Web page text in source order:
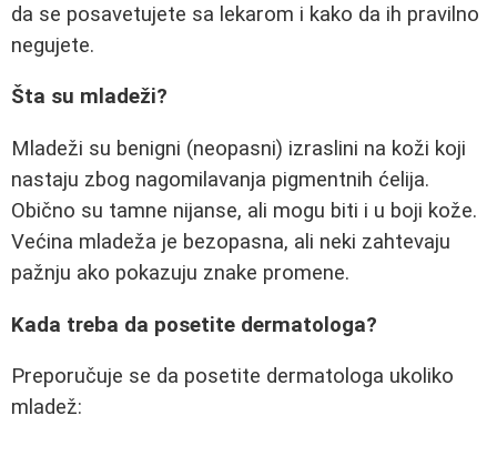
da se posavetujete sa lekarom i kako da ih pravilno
negujete.
Šta su mladeži?
Mladeži su benigni (neopasni) izraslini na koži koji
nastaju zbog nagomilavanja pigmentnih ćelija.
Obično su tamne nijanse, ali mogu biti i u boji kože.
Većina mladeža je bezopasna, ali neki zahtevaju
pažnju ako pokazuju znake promene.
Kada treba da posetite dermatologa?
Preporučuje se da posetite dermatologa ukoliko
mladež: